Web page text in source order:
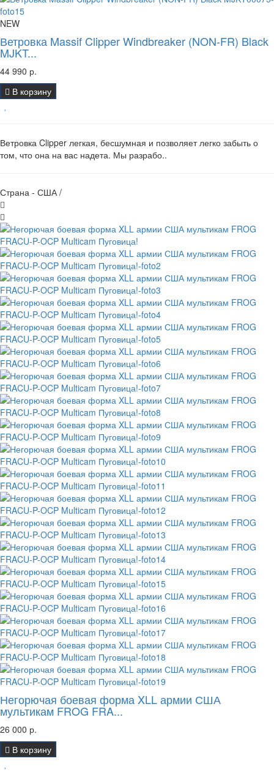
NEW
Ветровка Massif Clipper Windbreaker (NON-FR) Black
MJKT...
44 990 р.
В корзину
Ветровка Clipper легкая, бесшумная и позволяет легко забыть о
том, что она на вас надета. Мы разрабо..
Страна - США /
Негорючая боевая форма XLL армии США
мультикам FROG FRA...
26 000 р.
В корзину